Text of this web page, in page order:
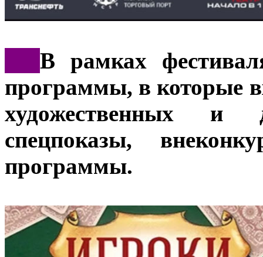
В рамках
программы, в которые
художественных и
спецпоказы,
программы.